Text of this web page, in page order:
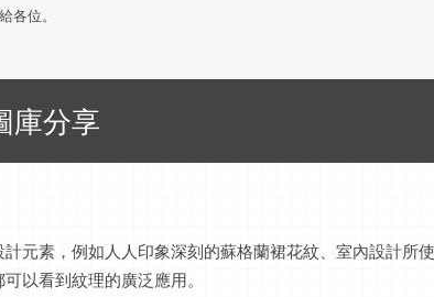
各位。
庫分享
元素，例如人人印象深刻的蘇格蘭裙花紋、室內設計所
以看到紋理的廣泛應用。